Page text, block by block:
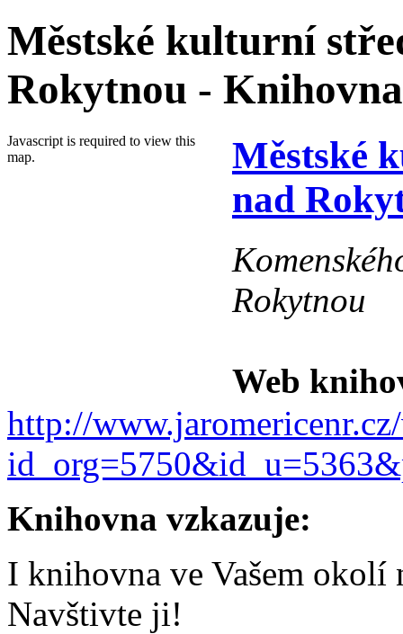
Městské kulturní
Rokytnou - Knihovna
Javascript is required to view this
map.
Městské
nad
Rokytnou
Web
http://
Knihovna vzkazuje:
I knihovna ve Vašem okolí
Navštivte ji!